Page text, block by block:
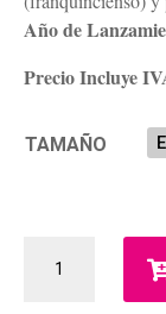
Año de
Precio Incluye
TAMAÑO